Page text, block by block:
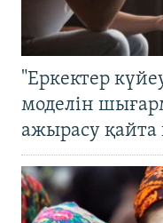
"Еркектер
моделін
ажырасу қайта